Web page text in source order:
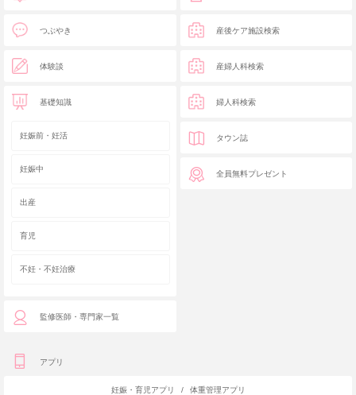
つぶやき
体験談
基礎知識
妊娠前・妊活
妊娠中
出産
育児
不妊・不妊治療
監修医師・専門家一覧
産後ケア施設検索
産婦人科検索
婦人科検索
タウン誌
全員無料プレゼント
アプリ
妊娠・育児アプリ / 体重管理アプリ